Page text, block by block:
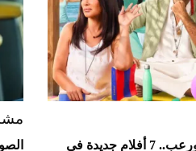
أبرزها أعمال كوميدية ورعب.. 7 أفلام جديدة في